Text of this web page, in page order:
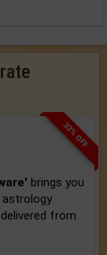
33% OFF
brings you
from